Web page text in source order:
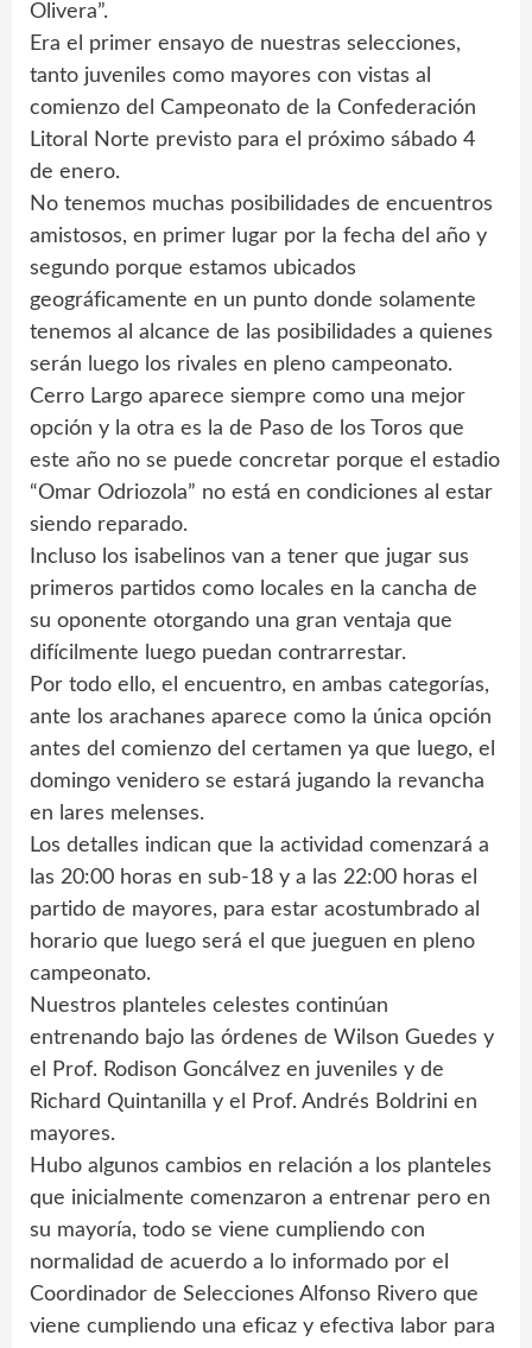
Olivera”.
Era el primer ensayo de nuestras selecciones,
tanto juveniles como mayores con vistas al
comienzo del Campeonato de la Confederación
Litoral Norte previsto para el próximo sábado 4
de enero.
No tenemos muchas posibilidades de encuentros
amistosos, en primer lugar por la fecha del año y
segundo porque estamos ubicados
geográficamente en un punto donde solamente
tenemos al alcance de las posibilidades a quienes
serán luego los rivales en pleno campeonato.
Cerro Largo aparece siempre como una mejor
opción y la otra es la de Paso de los Toros que
este año no se puede concretar porque el estadio
“Omar Odriozola” no está en condiciones al estar
siendo reparado.
Incluso los isabelinos van a tener que jugar sus
primeros partidos como locales en la cancha de
su oponente otorgando una gran ventaja que
difícilmente luego puedan contrarrestar.
Por todo ello, el encuentro, en ambas categorías,
ante los arachanes aparece como la única opción
antes del comienzo del certamen ya que luego, el
domingo venidero se estará jugando la revancha
en lares melenses.
Los detalles indican que la actividad comenzará a
las 20:00 horas en sub-18 y a las 22:00 horas el
partido de mayores, para estar acostumbrado al
horario que luego será el que jueguen en pleno
campeonato.
Nuestros planteles celestes continúan
entrenando bajo las órdenes de Wilson Guedes y
el Prof. Rodison Goncálvez en juveniles y de
Richard Quintanilla y el Prof. Andrés Boldrini en
mayores.
Hubo algunos cambios en relación a los planteles
que inicialmente comenzaron a entrenar pero en
su mayoría, todo se viene cumpliendo con
normalidad de acuerdo a lo informado por el
Coordinador de Selecciones Alfonso Rivero que
viene cumpliendo una eficaz y efectiva labor para